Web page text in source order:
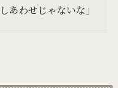
あわせじゃないな」